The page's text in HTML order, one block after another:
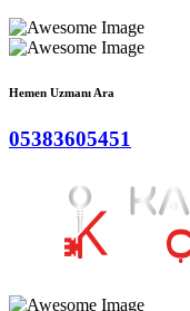
Hemen Uzmanı Ara
05383605451